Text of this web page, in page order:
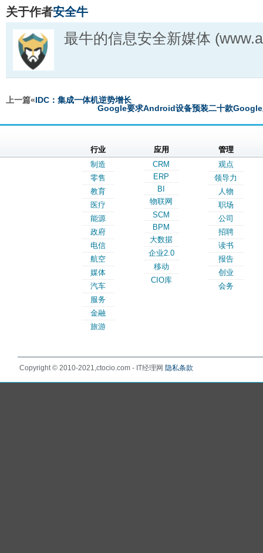
关于作者安全牛
最牛的信息安全新媒体
上一篇«IDC：集成一体机逆势增长
Google要求Android设备预装二十款
行业
制造
零售
教育
医疗
能源
政府
电信
航空
媒体
汽车
服务
金融
旅游
应用
CRM
ERP
BI
物联网
SCM
BPM
大数据
企业2.0
移动
CIO库
管理
观点
领导力
人物
职场
公司
招聘
读书
报告
创业
会务
Copyright © 2010-2021,ctocio.com - IT经理网 隐私条款